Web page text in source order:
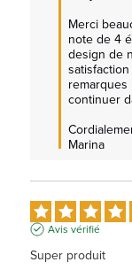
Merci
note de 4
design de
continuer
Marina
Avis vérifié
Super produit